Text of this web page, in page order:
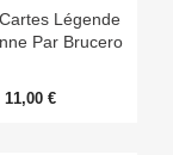
Légende
Par Brucero
11,00 €